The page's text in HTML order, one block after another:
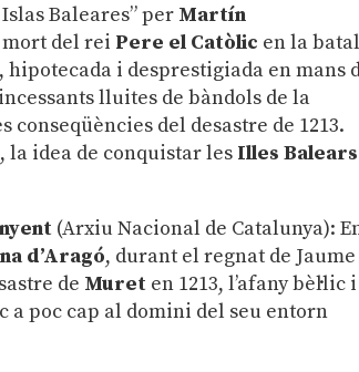
Baleares” per Martín
del rei Pere el Catòlic en la
hipotecada i desprestigiada en mans
lluites de bàndols de la
del desastre de 1213.
la idea de conquistar les Illes Balears
(Arxiu Nacional de Catalunya):
d’Aragó, durant el regnat de
de Muret en 1213, l’afany bèl·lic i
a poc cap al domini del seu entorn